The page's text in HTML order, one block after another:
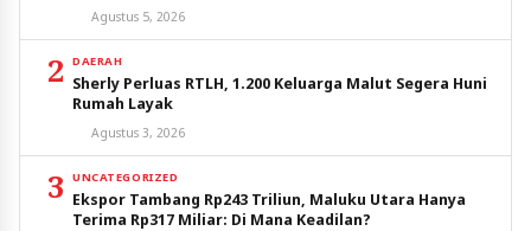
Agustus 5, 2026
2 DAERAH
Sherly Perluas RTLH, 1.200 Keluarga Malut Segera Huni
Rumah Layak
Agustus 3, 2026
3 UNCATEGORIZED
Ekspor Tambang Rp243 Triliun, Maluku Utara Hanya
Terima Rp317 Miliar: Di Mana Keadilan?